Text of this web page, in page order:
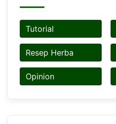
Tutorial
Resep Herba
Opinion